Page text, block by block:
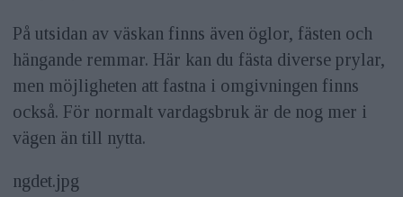
På utsidan av väskan finns även öglor, fästen och
hängande remmar. Här kan du fästa diverse prylar,
men möjligheten att fastna i omgivningen finns
också. För normalt vardagsbruk är de nog mer i
vägen än till nytta.
ngdet.jpg